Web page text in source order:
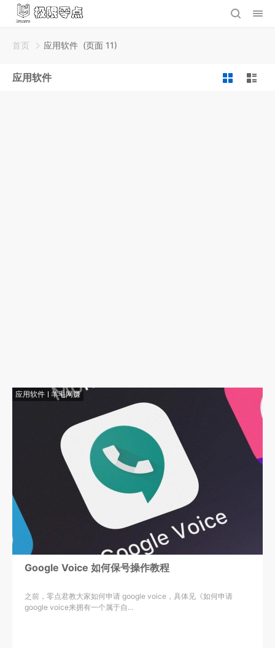
首页 应用软件 (页面 11)
应用软件
应用软件 羊毛网赚
Google Voice 如何保号操作教程
之前，零点君教大家如何申请 google voice，具体见《如何申请
google voice来拥有一个属于自…